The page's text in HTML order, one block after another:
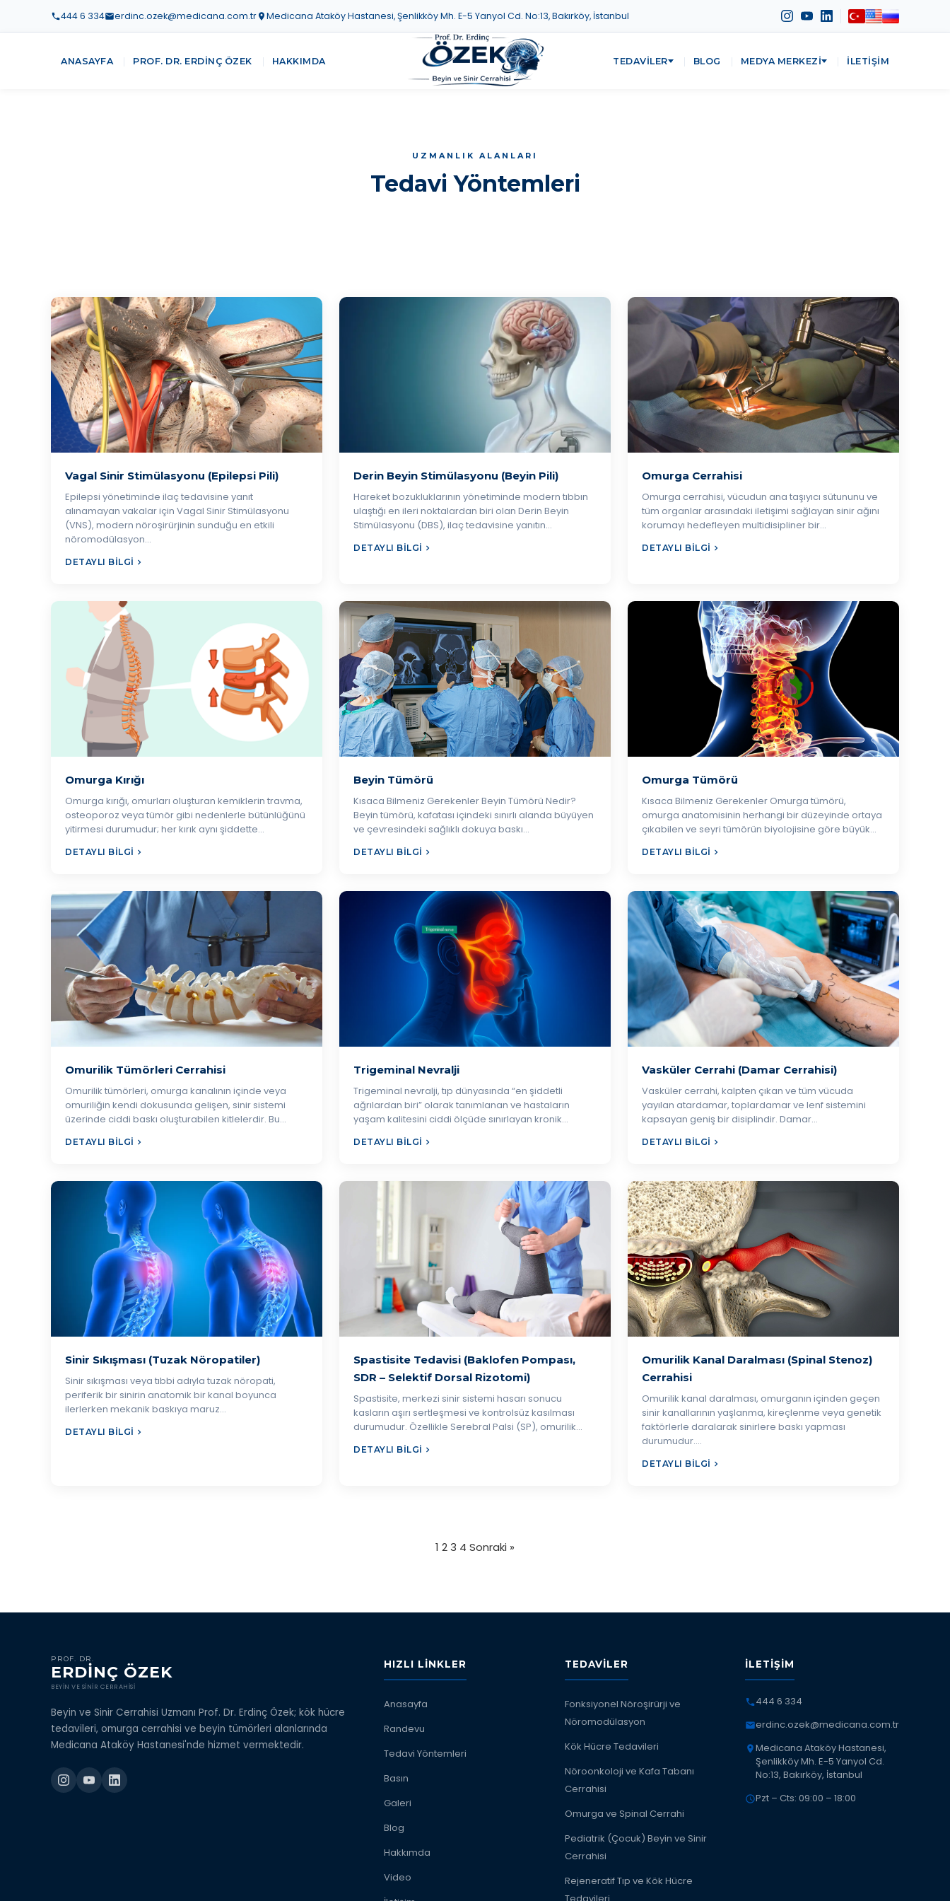
444 6 334 erdinc.ozek@medicana.com.tr Medicana Ataköy Hastanesi, Şenlikköy Mh. E-5 Yanyol Cd. No:13, Bakırköy, İstanbul
ANASAYFA PROF. DR. ERDINÇ ÖZEK HAKKIMDA TEDAVILER BLOG MEDYA MERKEZI İLETIŞIM
UZMANLIK ALANLARI
Tedavi Yöntemleri
Vagal Sinir Stimülasyonu (Epilepsi Pili)
Epilepsi yönetiminde ilaç tedavisine yanıt
alınamayan vakalar için Vagal Sinir Stimülasyonu
(VNS), modern nöroşirürjinin sunduğu en etkili
nöromodülasyon…
DETAYLI BILGI
Derin Beyin Stimülasyonu (Beyin Pili)
Hareket bozukluklarının yönetiminde modern tıbbın
ulaştığı en ileri noktalardan biri olan Derin Beyin
Stimülasyonu (DBS), ilaç tedavisine yanıtın…
DETAYLI BILGI
Omurga Cerrahisi
Omurga cerrahisi, vücudun ana taşıyıcı sütununu ve
tüm organlar arasındaki iletişimi sağlayan sinir ağını
korumayı hedefleyen multidisipliner bir…
DETAYLI BILGI
Omurga Kırığı
Omurga kırığı, omurları oluşturan kemiklerin travma,
osteoporoz veya tümör gibi nedenlerle bütünlüğünü
yitirmesi durumudur; her kırık aynı şiddette…
DETAYLI BILGI
Beyin Tümörü
Kısaca Bilmeniz Gerekenler Beyin Tümörü Nedir?
Beyin tümörü, kafatası içindeki sınırlı alanda büyüyen
ve çevresindeki sağlıklı dokuya baskı…
DETAYLI BILGI
Omurga Tümörü
Kısaca Bilmeniz Gerekenler Omurga tümörü,
omurga anatomisinin herhangi bir düzeyinde ortaya
çıkabilen ve seyri tümörün biyolojisine göre büyük…
DETAYLI BILGI
Omurilik Tümörleri Cerrahisi
Omurilik tümörleri, omurga kanalının içinde veya
omuriliğin kendi dokusunda gelişen, sinir sistemi
üzerinde ciddi baskı oluşturabilen kitlelerdir. Bu…
DETAYLI BILGI
Trigeminal Nevralji
Trigeminal nevralji, tıp dünyasında “en şiddetli
ağrılardan biri” olarak tanımlanan ve hastaların
yaşam kalitesini ciddi ölçüde sınırlayan kronik…
DETAYLI BILGI
Vasküler Cerrahi (Damar Cerrahisi)
Vasküler cerrahi, kalpten çıkan ve tüm vücuda
yayılan atardamar, toplardamar ve lenf sistemini
kapsayan geniş bir disiplindir. Damar…
DETAYLI BILGI
Sinir Sıkışması (Tuzak Nöropatiler)
Sinir sıkışması veya tıbbi adıyla tuzak nöropati,
periferik bir sinirin anatomik bir kanal boyunca
ilerlerken mekanik baskıya maruz…
DETAYLI BILGI
Spastisite Tedavisi (Baklofen Pompası,
SDR – Selektif Dorsal Rizotomi)
Spastisite, merkezi sinir sistemi hasarı sonucu
kasların aşırı sertleşmesi ve kontrolsüz kasılması
durumudur. Özellikle Serebral Palsi (SP), omurilik…
DETAYLI BILGI
Omurilik Kanal Daralması (Spinal Stenoz)
Cerrahisi
Omurilik kanal daralması, omurganın içinden geçen
sinir kanallarının yaşlanma, kireçlenme veya genetik
faktörlerle daralarak sinirlere baskı yapması
durumudur.…
DETAYLI BILGI
1 23 4 Sonraki »
PROF. DR.
ERDİNÇ ÖZEK
BEYIN VE SINIR CERRAHISI
Beyin ve Sinir Cerrahisi Uzmanı Prof. Dr. Erdinç Özek; kök hücre
tedavileri, omurga cerrahisi ve beyin tümörleri alanlarında
Medicana Ataköy Hastanesi'nde hizmet vermektedir.
HIZLI LINKLER
Anasayfa
Randevu
Tedavi Yöntemleri
Basın
Galeri
Blog
Hakkımda
Video
TEDAVILER
Fonksiyonel Nöroşirürji ve
Nöromodülasyon
Kök Hücre Tedavileri
Nöroonkoloji ve Kafa Tabanı
Cerrahisi
Omurga ve Spinal Cerrahi
Pediatrik (Çocuk) Beyin ve Sinir
Cerrahisi
Rejeneratif Tıp ve Kök Hücre
İLETIŞIM
444 6 334
erdinc.ozek@medicana.com.tr
Medicana Ataköy Hastanesi,
Şenlikköy Mh. E-5 Yanyol Cd.
No:13, Bakırköy, İstanbul
Pzt – Cts: 09:00 – 18:00